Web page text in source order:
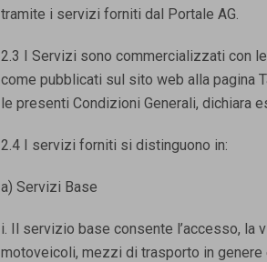
tramite i servizi forniti dal Portale AG.
2.3 I Servizi sono commercializzati con
come pubblicati sul sito web alla pagina
le presenti Condizioni Generali, dichiara
2.4 I servizi forniti si distinguono in:
a) Servizi Base
i. Il servizio base consente l’accesso, la
motoveicoli, mezzi di trasporto in genere